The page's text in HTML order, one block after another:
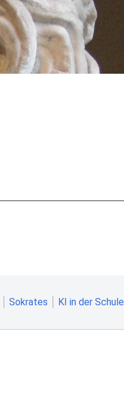
Sokrates KI in der Schule